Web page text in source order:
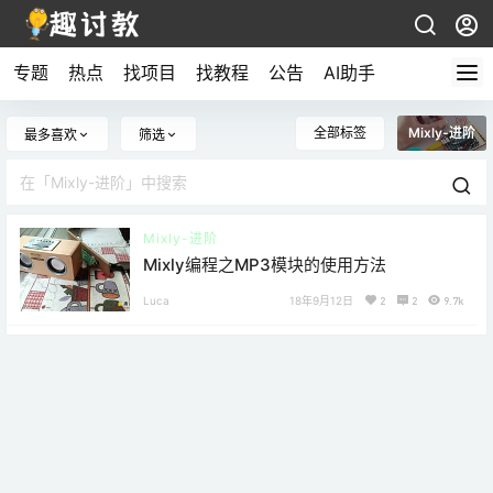
专题 热点 找项目 找教程 公告 AI助手
最多喜欢 筛选 全部标签 Mixly-进阶
Mixly-进阶
Mixly编程之MP3模块的使用方法
Luca 18年9月12日 2 2 9.7k